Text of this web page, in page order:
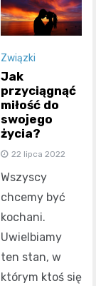
Związki
Jak
przyciągnąć
miłość do
swojego
życia?
22 lipca 2022
Wszyscy
chcemy być
kochani.
Uwielbiamy
ten stan, w
którym ktoś się